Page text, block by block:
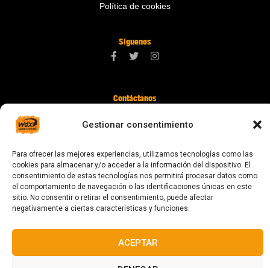
Gestionar consentimiento
Para ofrecer las mejores experiencias, utilizamos tecnologías como las
cookies para almacenar y/o acceder a la información del dispositivo. El
consentimiento de estas tecnologías nos permitirá procesar datos como
el comportamiento de navegación o las identificaciones únicas en este
sitio. No consentir o retirar el consentimiento, puede afectar
negativamente a ciertas características y funciones.
ACEPTAR
Política de cookies
Síguenos
Contáctanos
08024 Barcelona
© 2023 Todos los derechos reservados